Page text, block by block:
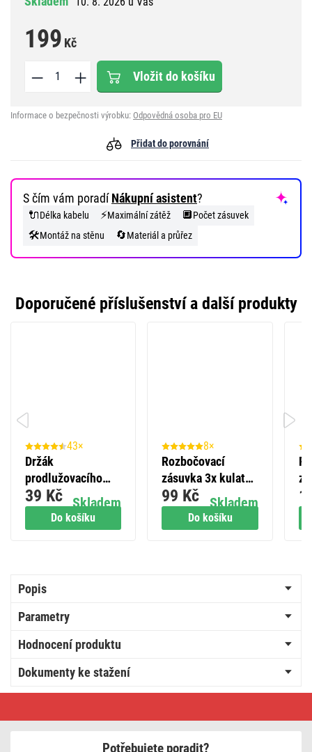
199 Kč
Vložit do košíku
Informace o bezpečnosti výrobku: Odpovědná osoba pro EU
Přidat do porovnání
S čím vám poradíNákupní asistent?
🔌Délka kabelu ⚡Maximální zátěž 🔲Počet zásuvek
🛠️Montáž na stěnu 🔄Materiál a průřez
Doporučené příslušenství a další produkty
Do košíku
43×
Držák
prodlužovacího
přívodu pro 3-4
zásuvky
Skladem
39 Kč
Do košíku
8×
Rozbočovací
zásuvka 3x kulatá,
černá
Skladem
99 Kč
Popis
Parametry
Hodnocení produktu
Dokumenty ke stažení
2
Potřebujete poradit?